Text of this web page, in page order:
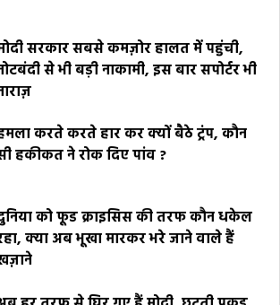
सरकार सबसे कमज़ोर हालत में पहुंची,
से भी बड़ी नाकामी, इस बार सपोर्टर भी
करते करते हार कर क्यों बैठे ट्रंप, कौन
हकीकत ने रोक दिए पांव ?
को फूड क्राइसिस की तरफ कौन धकेल
क्या अब भूखा मारकर भरे जाने वाले हैं